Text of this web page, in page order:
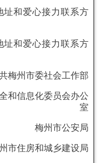
址和爱心接力联系方
址和爱心接力联系方
梅州市委社会工作部
和信息化委员会办公
室
梅州市公安局
市住房和城乡建设局